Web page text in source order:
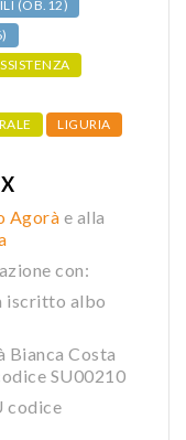
(OB.12)
LIGURIA
Agorà e alla
con:
iscritto albo
Bianca Costa
SU00210
codice